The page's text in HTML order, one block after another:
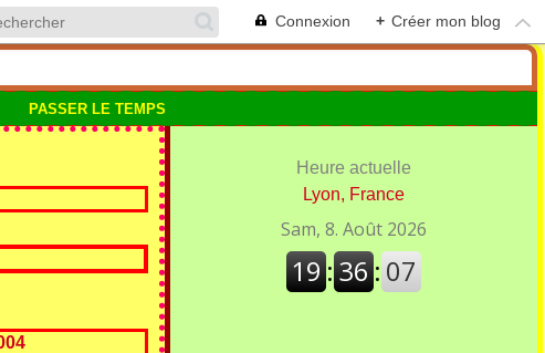
Connexion + Créer mon blog
PASSER LE TEMPS
Heure actuelle
Lyon, France